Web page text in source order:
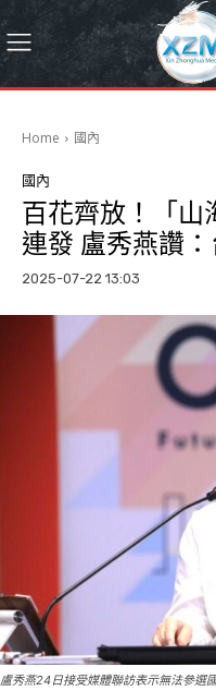
Home 國內
國內
百花齊放！「山
連發 盧秀燕讚
2025-07-22 13:03
盧秀燕24日接受媒體聯訪表示無法參選